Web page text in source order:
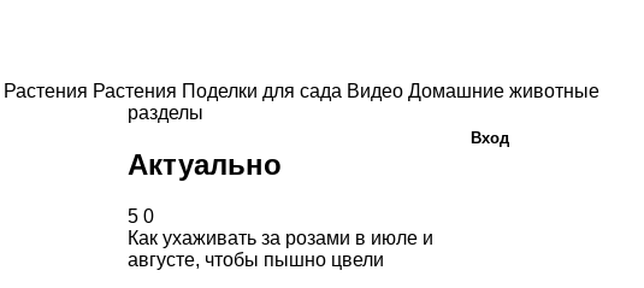
Растения Растения Поделки для сада Видео Домашние животные
разделы
Актуально
5 0
Как ухаживать за розами в июле и
августе, чтобы пышно цвели
Вход